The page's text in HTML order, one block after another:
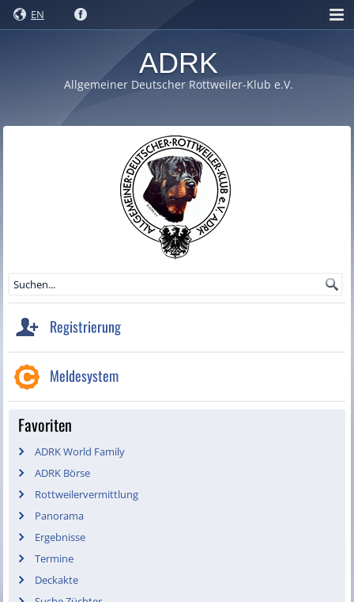
EN
ADRK
Allgemeiner Deutscher Rottweiler-Klub e.V.
Registrierung
Meldesystem
Favoriten
ADRK World Family
ADRK Börse
Rottweilervermittlung
Panorama
Ergebnisse
Termine
Deckakte